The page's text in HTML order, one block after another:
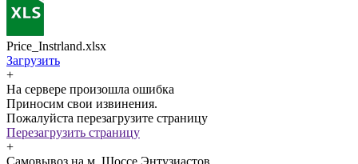
Price_Instrland.xlsx
Загрузить
+
На сервере произошла ошибка
Приносим свои извинения.
Пожалуйста перезагрузите страницу
Перезагрузить страницу
+
Самовывоз на м. Шоссе Энтузиастов